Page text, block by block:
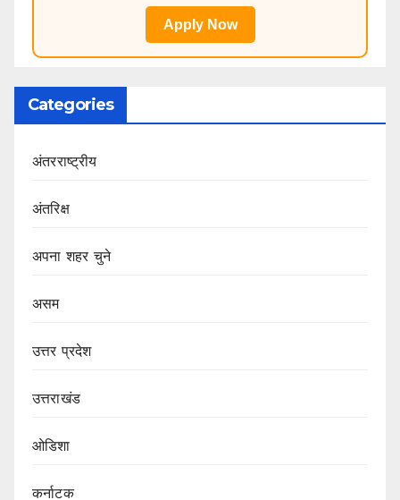
Apply Now
Categories
अंतरराष्ट्रीय
अंतरिक्ष
अपना शहर चुने
असम
उत्तर प्रदेश
उत्तराखंड
ओडिशा
कर्नाटक